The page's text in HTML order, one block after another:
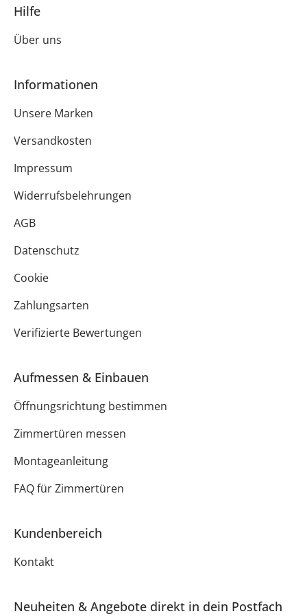
Hilfe
Über uns
Informationen
Unsere Marken
Versandkosten
Impressum
Widerrufsbelehrungen
AGB
Datenschutz
Cookie
Zahlungsarten
Verifizierte Bewertungen
Aufmessen & Einbauen
Öffnungsrichtung bestimmen
Zimmertüren messen
Montageanleitung
FAQ für Zimmertüren
Kundenbereich
Kontakt
Neuheiten & Angebote direkt in dein Postfach